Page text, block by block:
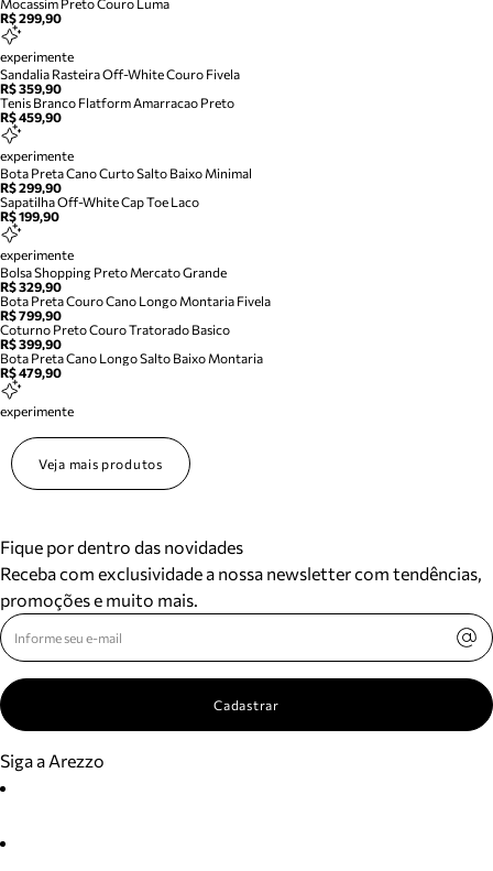
Mocassim Preto Couro Luma
R$ 299,90
experimente
Sandalia Rasteira Off-White Couro Fivela
R$ 359,90
Tenis Branco Flatform Amarracao Preto
R$ 459,90
experimente
Bota Preta Cano Curto Salto Baixo Minimal
R$ 299,90
Sapatilha Off-White Cap Toe Laco
R$ 199,90
experimente
Bolsa Shopping Preto Mercato Grande
R$ 329,90
Bota Preta Couro Cano Longo Montaria Fivela
R$ 799,90
Coturno Preto Couro Tratorado Basico
R$ 399,90
Bota Preta Cano Longo Salto Baixo Montaria
R$ 479,90
experimente
Veja mais produtos
Fique por dentro das novidades
Receba com exclusividade a nossa newsletter com tendências,
promoções e muito mais.
Cadastrar
Siga a Arezzo